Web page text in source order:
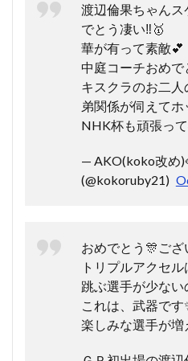
渡辺倫果ちゃん
でとう凄い‼️🥇
華が有って素敵💕
中庭コーチおめ
キスクラのお二
弟関係が伺えてホ
NHK杯も頑張って
— AKO(koko改め
(@kokoruby21)
おめでとう🎊ござ
トリプルアクセ
跳ぶ選手が少ない
これは、武器です
楽しみな選手が増